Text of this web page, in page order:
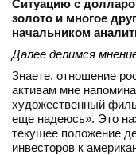
Ситуацию с
золото и многое
начальником
Далее делимся
Знаете, отношение
активам мне
художественный
еще надеюсь». Это
текущее положение
инвесторов к